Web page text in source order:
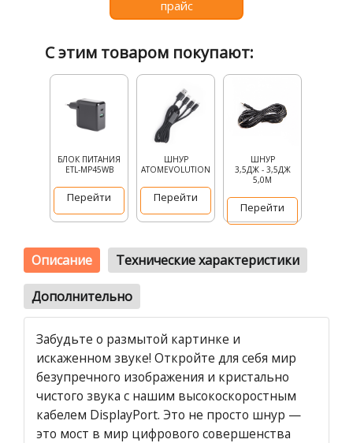
прайс
С этим товаром покупают:
БЛОК ПИТАНИЯ
ETL-MP45WB
Перейти
ШНУР
ATOMEVOLUTION
Перейти
ШНУР
3,5ДЖ - 3,5ДЖ
5,0М
Перейти
Описание Технические характеристики
Дополнительно
Забудьте о размытой картинке и
искаженном звуке! Откройте для себя мир
безупречного изображения и кристально
чистого звука с нашим высокоскоростным
кабелем DisplayPort. Это не просто шнур —
это мост в мир цифрового совершенства